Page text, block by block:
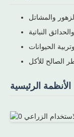
والمشاتل
النباتية
الحيوانات
الصالح للأكل
الأنظمة الرئيسية